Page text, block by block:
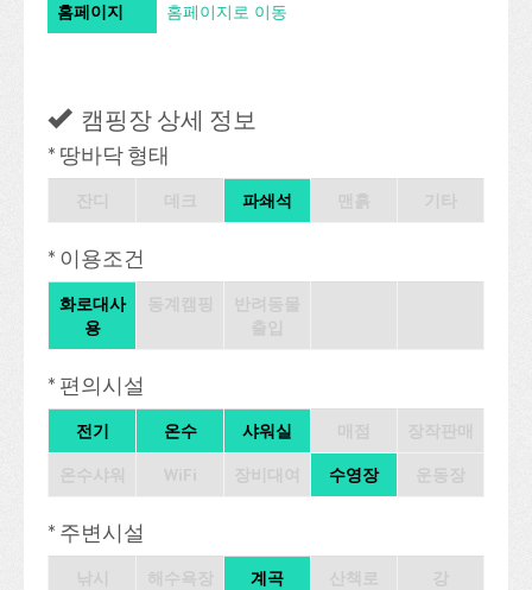
홈페이지 홈페이지로 이동
캠핑장 상세 정보
* 땅바닥 형태
파쇄석
* 이용조건
화로대사
용
* 편의시설
전기 온수 샤워실
수영장
* 주변시설
계곡